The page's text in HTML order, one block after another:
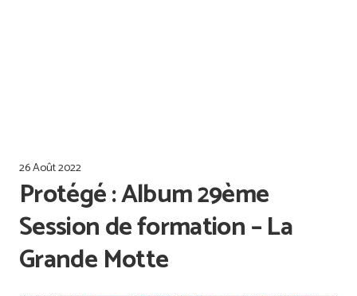
26 Août 2022
Protégé : Album 29ème
Session de formation – La
Grande Motte